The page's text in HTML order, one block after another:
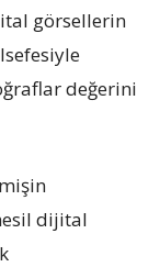
görsellerin
değerini
dijital